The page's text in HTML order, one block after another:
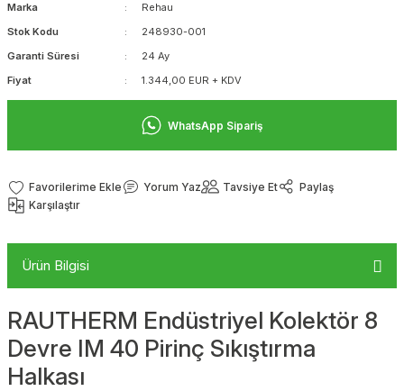
Marka
Rehau
Stok Kodu
248930-001
Garanti Süresi
24 Ay
Fiyat
1.344,00 EUR + KDV
WhatsApp Sipariş
Yorum Yaz Tavsiye Et
Paylaş
Karşılaştır
Ürün Bilgisi
RAUTHERM Endüstriyel Kolektör 8
Devre IM 40 Pirinç Sıkıştırma
Halkası